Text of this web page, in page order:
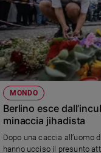
e
giustizia
Sport
Interviste
Papa
Papa
Chiesa
Chiesa
MONDO
Berlino esce
minaccia jihadista
Dopo una caccia all’uomo
hanno ucciso il presunto